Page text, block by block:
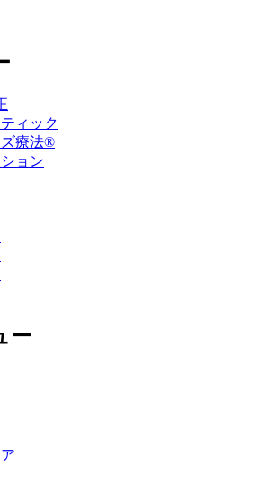
ィック
療法®
ョン
ー